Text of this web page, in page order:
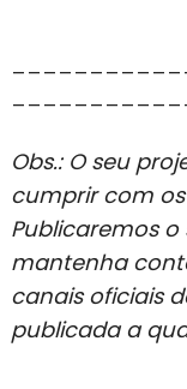
Obs.: O seu
cumprir com
Publicaremos
mantenha
canais oficiais
publicada a